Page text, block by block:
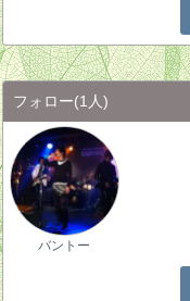
フォロー(1人)
バントー